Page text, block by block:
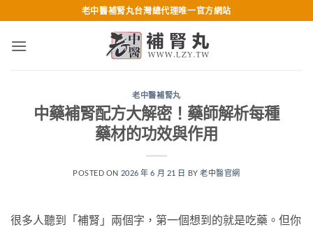
轉
老中醫補腎丸台灣總代理唯一官方網站
老中醫補腎丸
中藥補腎配方大解密！藥師解析每種
藥材的功效與作用
POSTED ON 2026 年 6 月 21 日 BY老中醫官網
很多人聽到「補腎」兩個字，第一個想到的就是吃藥。但你